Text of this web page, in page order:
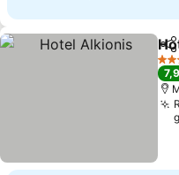
3
7,9